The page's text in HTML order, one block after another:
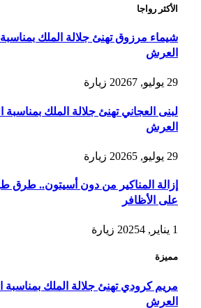
الأكثر رواجا
العرش
29 يوليو, 2026 7 زيارة
العرش
29 يوليو, 2026 5 زيارة
إزالة المناكير من دون أسيتون.. طرق
على الأظافر
1 يناير, 2025 4 زيارة
مميزة
العرش